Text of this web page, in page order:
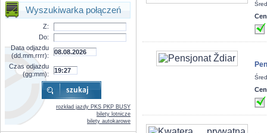
Wyszukiwarka połączeń
Z:
Do:
Data odjazdu
(dd.mm.rrrr):
Czas odjazdu
(gg:mm):
rozkład jazdy PKS PKP BUSY
bilety lotnicze
bilety autokarowe